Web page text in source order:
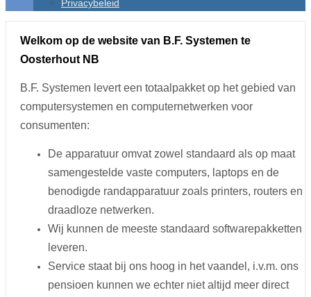
Privacybeleid
Welkom op de website van B.F. Systemen te
Oosterhout NB
B.F. Systemen levert een totaalpakket op het gebied van
computersystemen en computernetwerken voor
consumenten:
De apparatuur omvat zowel standaard als op maat
samengestelde vaste computers, laptops en de
benodigde randapparatuur zoals printers, routers en
draadloze netwerken.
Wij kunnen de meeste standaard softwarepakketten
leveren.
Service staat bij ons hoog in het vaandel, i.v.m. ons
pensioen kunnen we echter niet altijd meer direct